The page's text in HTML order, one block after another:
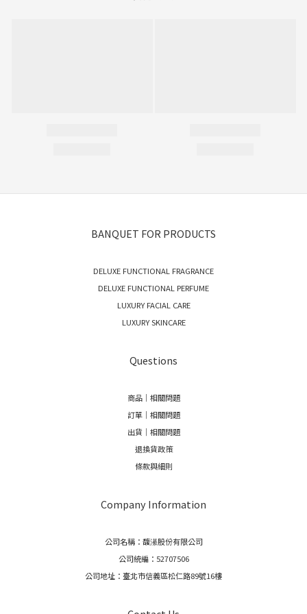
BANQUET FOR PRODUCTS
DELUXE FUNCTIONAL FRAGRANCE
DELUXE FUNCTIONAL PERFUME
LUXURY FACIAL CARE
LUXURY SKINCARE
Questions
商品｜相關問題
訂單｜相關問題
出貨｜相關問題
退換貨政策
條款與細則
Company Information
公司名稱：馥濝股份有限公司
公司統編：52707506
公司地址：臺北市信義區松仁路89號16樓